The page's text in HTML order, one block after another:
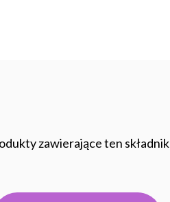
zawierające ten składnik